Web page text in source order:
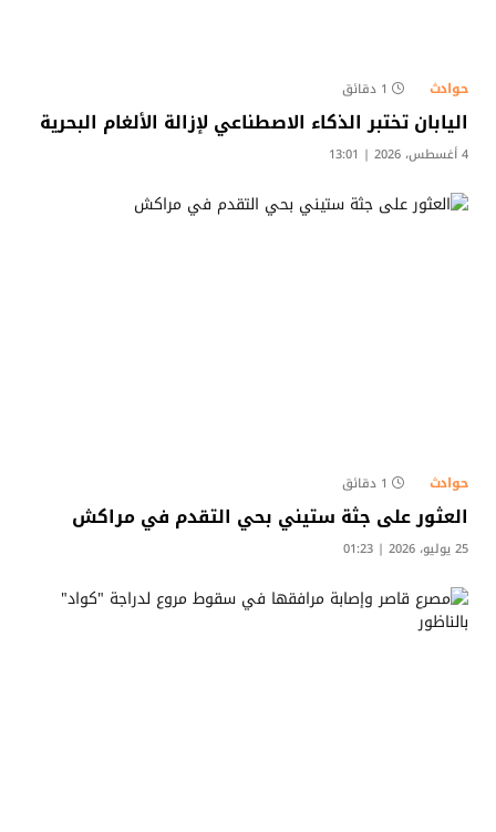
حوادث 1 دقائق
اليابان تختبر الذكاء الاصطناعي لإزالة الألغام البحرية
4 أغسطس، 2026 | 13:01
حوادث 1 دقائق
العثور على جثة ستيني بحي التقدم في مراكش
25 يوليو، 2026 | 01:23